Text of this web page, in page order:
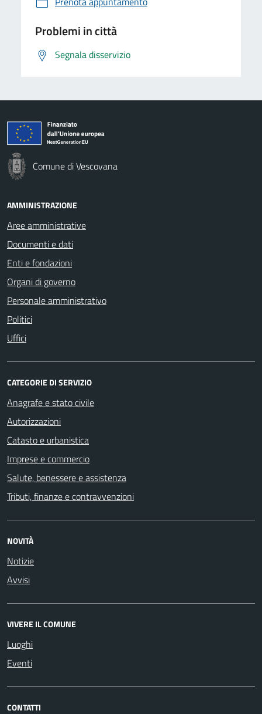
Problemi in città
Segnala disservizio
Comune di Vescovana
AMMINISTRAZIONE
Aree amministrative
Documenti e dati
Enti e fondazioni
Organi di governo
Personale amministrativo
Politici
Uffici
CATEGORIE DI SERVIZIO
Anagrafe e stato civile
Autorizzazioni
Catasto e urbanistica
Imprese e commercio
Salute, benessere e assistenza
Tributi, finanze e contravvenzioni
NOVITÀ
Notizie
Avvisi
VIVERE IL COMUNE
Luoghi
Eventi
CONTATTI